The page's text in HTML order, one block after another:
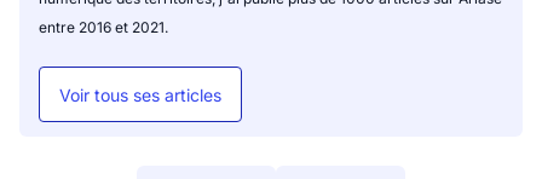
entre 2016 et 2021.
Voir tous ses articles